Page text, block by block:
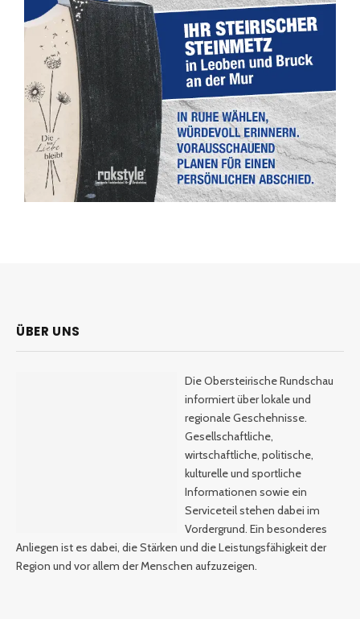
ÜBER UNS
Die Obersteirische Rundschau
informiert über lokale und
regionale Geschehnisse.
Gesellschaftliche,
wirtschaftliche, politische,
kulturelle und sportliche
Informationen sowie ein
Serviceteil stehen dabei im
Vordergrund. Ein besonderes
Anliegen ist es dabei, die Stärken und die Leistungsfähigkeit der
Region und vor allem der Menschen aufzuzeigen.